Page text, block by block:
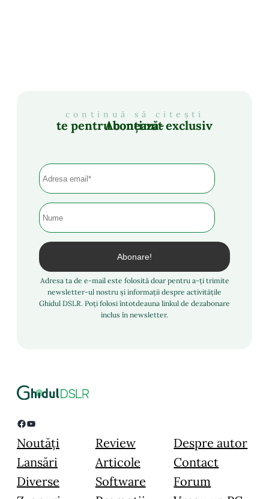
continuă să citești
Abonează-te pentru conținut exclusiv
Adresa ta de e-mail este folosită doar pentru a-ți trimite
newsletter-ul nostru și informații despre activitățile
Ghidul DSLR. Poți folosi întotdeauna linkul de dezabonare
inclus în newsletter.
Facebook YouTube
Noutăți
Lansări
Diverse
Review
Articole
Software
Despre autor
Contact
Forum